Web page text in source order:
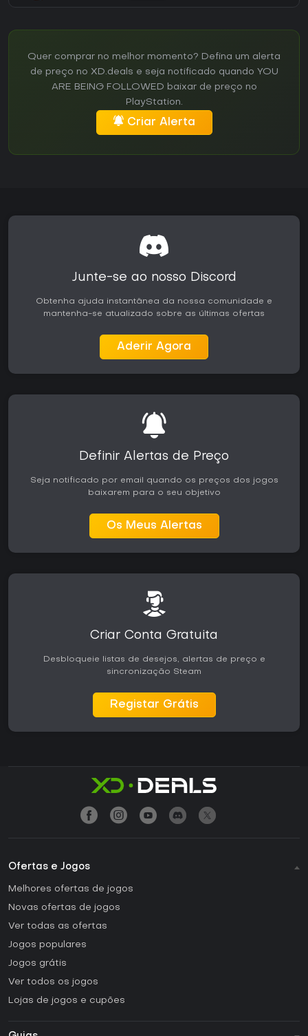
Quer comprar no melhor momento? Defina um alerta
de preço no XD.deals e seja notificado quando YOU
ARE BEING FOLLOWED baixar de preço no
PlayStation.
Criar Alerta
Junte-se ao nosso Discord
Obtenha ajuda instantânea da nossa comunidade e
mantenha-se atualizado sobre as últimas ofertas
Aderir Agora
Definir Alertas de Preço
Seja notificado por email quando os preços dos jogos
baixarem para o seu objetivo
Os Meus Alertas
Criar Conta Gratuita
Desbloqueie listas de desejos, alertas de preço e
sincronização Steam
Registar Grátis
Ofertas e Jogos
Melhores ofertas de jogos
Novas ofertas de jogos
Ver todas as ofertas
Jogos populares
Jogos grátis
Ver todos os jogos
Lojas de jogos e cupões